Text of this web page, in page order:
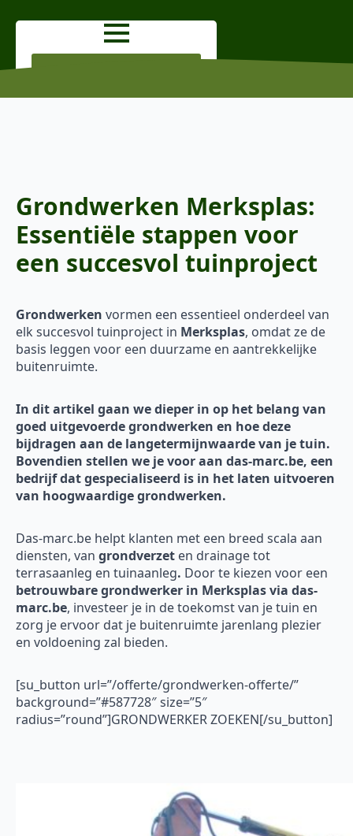
Grondwerken Merksplas:
Essentiële stappen voor
een succesvol tuinproject
Grondwerken vormen een essentieel onderdeel van
elk succesvol tuinproject in Merksplas, omdat ze de
basis leggen voor een duurzame en aantrekkelijke
buitenruimte.
In dit artikel gaan we dieper in op het belang van
goed uitgevoerde grondwerken en hoe deze
bijdragen aan de langetermijnwaarde van je tuin.
Bovendien stellen we je voor aan das-marc.be, een
bedrijf dat gespecialiseerd is in het laten uitvoeren
van hoogwaardige grondwerken.
Das-marc.be helpt klanten met een breed scala aan
diensten, van grondverzet en drainage tot
terrasaanleg en tuinaanleg. Door te kiezen voor een
betrouwbare grondwerker in Merksplas via das-
marc.be, investeer je in de toekomst van je tuin en
zorg je ervoor dat je buitenruimte jarenlang plezier
en voldoening zal bieden.
[su_button url=”/offerte/grondwerken-offerte/”
background=”#587728″ size=”5″
radius=”round”]GRONDWERKER ZOEKEN[/su_button]